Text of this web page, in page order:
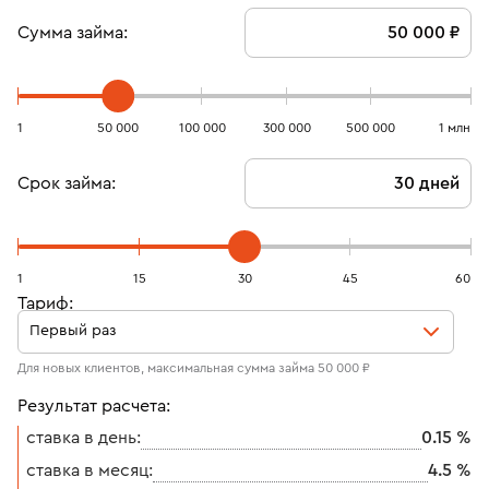
1 50 000 100 000 300 000 500 000 1 млн
Сумма займа:
1 15 30 45 60
Срок займа:
Тариф:
Первый раз
Для новых клиентов, максимальная сумма займа 50 000 ₽
Результат расчета:
cтавка в день:
0.15 %
ставка в месяц:
4.5 %